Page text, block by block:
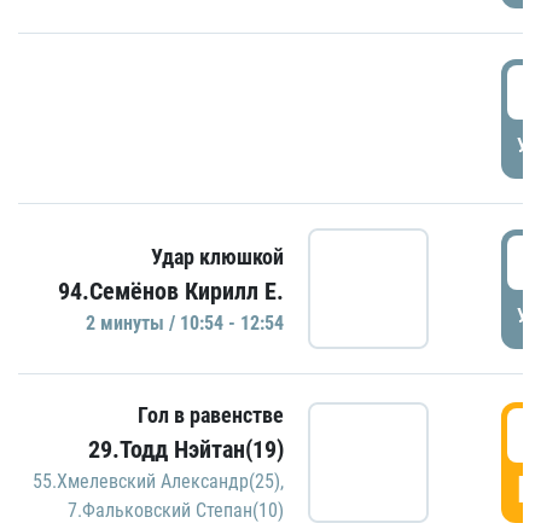
Удар клюшкой
94.Семёнов Кирилл Е.
2 минуты / 10:54 - 12:54
Гол в равенстве
29.Тодд Нэйтан(19)
55.Хмелевский Александр(25),
7.Фальковский Степан(10)